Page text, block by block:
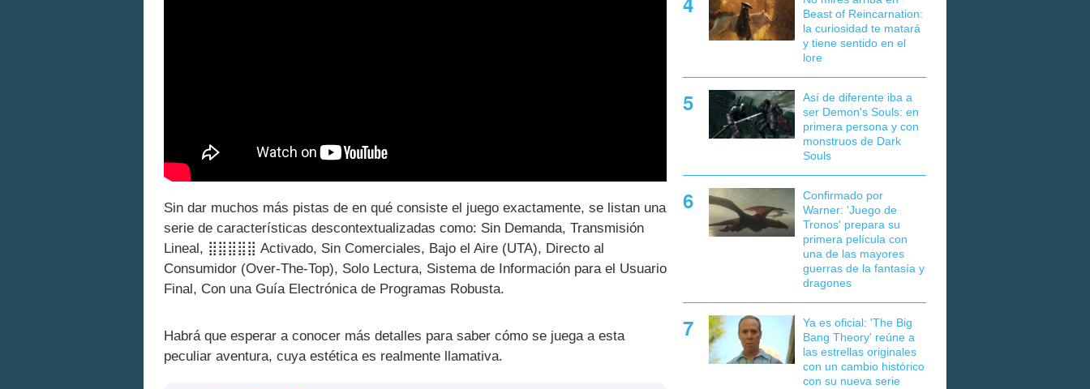
Sin dar muchos más pistas de en qué consiste el juego exactamente, se listan una
serie de características descontextualizadas como: Sin Demanda, Transmisión
Lineal, ⣿⣿⣿⣿⣿ Activado, Sin Comerciales, Bajo el Aire (UTA), Directo al
Consumidor (Over-The-Top), Solo Lectura, Sistema de Información para el Usuario
Final, Con una Guía Electrónica de Programas Robusta.
Habrá que esperar a conocer más detalles para saber cómo se juega a esta
peculiar aventura, cuya estética es realmente llamativa.
Beast of Reincarnation:
la curiosidad te matará
y tiene sentido en el
lore
Así de diferente iba a
ser Demon's Souls: en
primera persona y con
monstruos de Dark
Souls
Confirmado por
Warner: 'Juego de
Tronos' prepara su
primera película con
una de las mayores
guerras de la fantasía y
dragones
Ya es oficial: 'The Big
Bang Theory' reúne a
las estrellas originales
con un cambio histórico
con su nueva serie